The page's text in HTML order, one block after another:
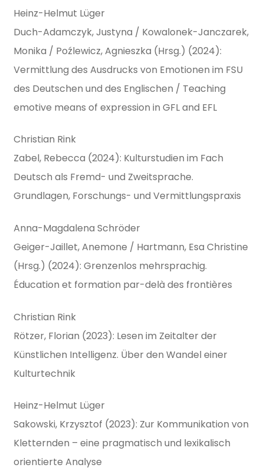
Heinz-Helmut Lüger
Duch-Adamczyk, Justyna / Kowalonek-Janczarek,
Monika / Poźlewicz, Agnieszka (Hrsg.) (2024):
Vermittlung des Ausdrucks von Emotionen im FSU
des Deutschen und des Englischen / Teaching
emotive means of expression in GFL and EFL
Christian Rink
Zabel, Rebecca (2024): Kulturstudien im Fach
Deutsch als Fremd- und Zweitsprache.
Grundlagen, Forschungs- und Vermittlungspraxis
Anna-Magdalena Schröder
Geiger-Jaillet, Anemone / Hartmann, Esa Christine
(Hrsg.) (2024): Grenzenlos mehrsprachig.
Éducation et formation par-delà des frontières
Christian Rink
Rötzer, Florian (2023): Lesen im Zeitalter der
Künstlichen Intelligenz. Über den Wandel einer
Kulturtechnik
Heinz-Helmut Lüger
Sakowski, Krzysztof (2023): Zur Kommunikation von
Kletternden – eine pragmatisch und lexikalisch
orientierte Analyse